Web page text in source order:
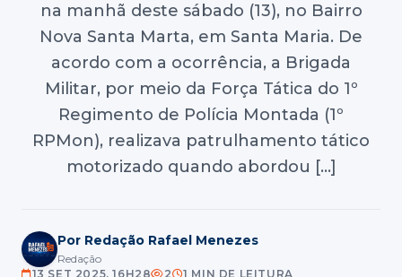
na manhã deste sábado (13), no Bairro
Nova Santa Marta, em Santa Maria. De
acordo com a ocorrência, a Brigada
Militar, por meio da Força Tática do 1º
Regimento de Polícia Montada (1º
RPMon), realizava patrulhamento tático
motorizado quando abordou […]
Por Redação Rafael Menezes
Redação
13 SET 2025, 16H28
2 1 MIN DE LEITURA